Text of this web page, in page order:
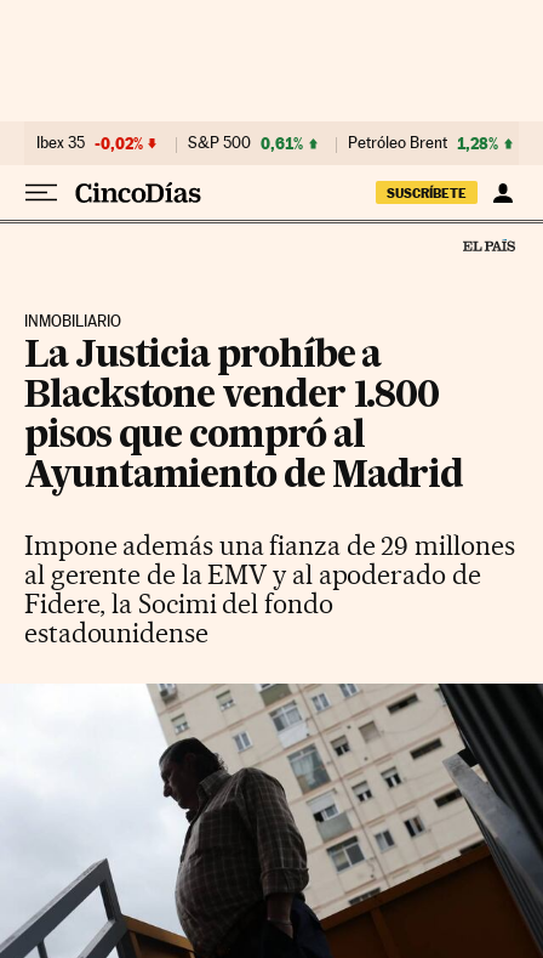
Ibex 35 -0,02% S&P 500 0,61% Petróleo Brent 1,28%
SUSCRÍBETE
INMOBILIARIO
La Justicia prohíbe a
Blackstone vender 1.800
pisos que compró al
Ayuntamiento de Madrid
Impone además una fianza de 29 millones
al gerente de la EMV y al apoderado de
Fidere, la Socimi del fondo
estadounidense